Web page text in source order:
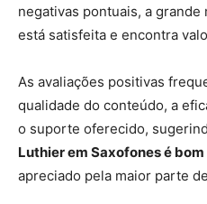
negativas pontuais, a
está satisfeita e encontra
As avaliações positivas
qualidade do conteúdo, a
o suporte oferecido,
Luthier em Saxofones é bom
apreciado pela maior parte